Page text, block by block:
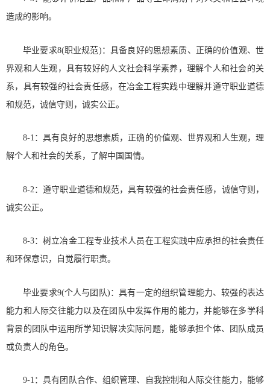
造成的影响。
毕业要求8(职业规范)：具备良好的思想素质、正确的价值观、世
界观和人生观，具有较好的人文社会科学素养，理解个人和社会的关
系，具有较强的社会责任感，在冶金工程实践中理解并遵守职业道德
和规范，诚信守则，诚实公正。
8-1：具有良好的思想素质，正确的价值观、世界观和人生观，理
解个人和社会的关系，了解中国国情。
8-2：遵守职业道德和规范，具有较强的社会责任感，诚信守则，
诚实公正。
8-3：树立冶金工程专业技术人员在工程实践中应承担的社会责任
和环保意识，自觉履行职责。
毕业要求9(个人与团队)：具有一定的组织管理能力、较强的表达
能力和人际交往能力以及在团队中发挥作用的能力，并能够在多学科
背景的团队中运用所学知识解决实际问题，能够承担个体、团队成员
或负责人的角色。
9-1：具有团队合作、组织管理、自我控制和人际交往能力，能够